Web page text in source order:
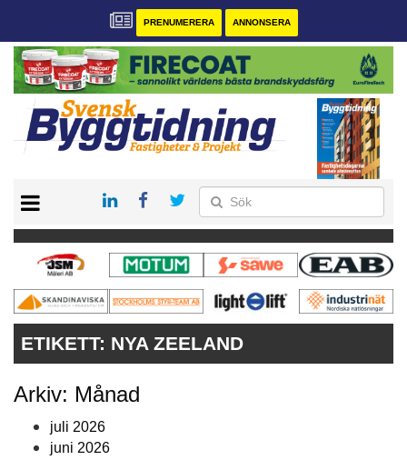
PRENUMERERA ANNONSERA
PRENUMERERA
VÅRA ANDRA MAGASIN
ANNONSERA
KONTAKT
ETIKETT: NYA ZEELAND
Arkiv: Månad
juli 2026
juni 2026